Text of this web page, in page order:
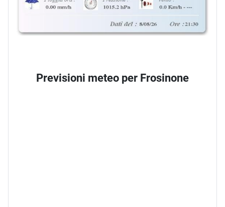
Previsioni meteo per Frosinone